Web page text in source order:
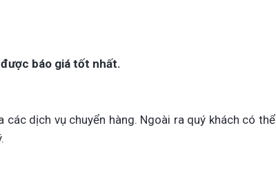
được báo giá tốt nhất.
dịch vụ chuyển hàng. Ngoài ra quý khách có thể